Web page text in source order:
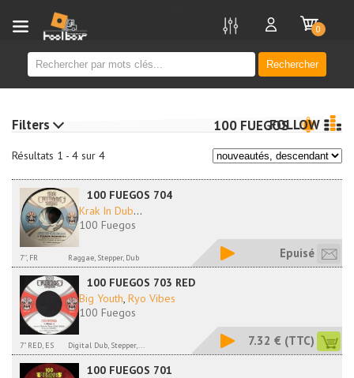
Rechercher
0
Résultats 1 - 4 sur 4
100 FUEGOSFOLLOW
100 FUEGOS 704
Krak In Dub...
100 Fuegos
7'', FR Raggae, Stepper, Dub Epuisé
100 FUEGOS 703 RED
Big Youth, Ryo Vibes
100 Fuegos
7" RED, ES Digital Dub, Stepper,... 7.32 € (TTC)
100 FUEGOS 701
Filters